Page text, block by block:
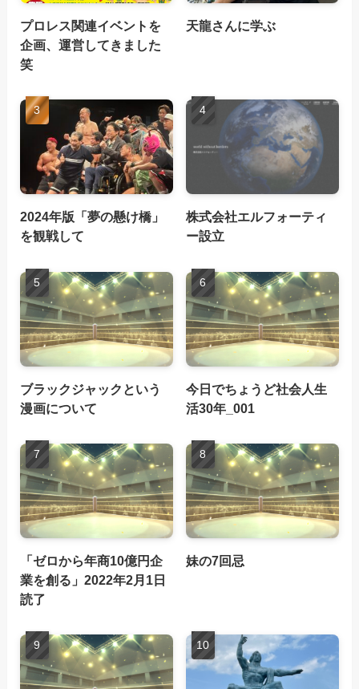
プロレス関連イベントを
企画、運営してきました
笑
天龍さんに学ぶ
2024年版「夢の懸け橋」
を観戦して
株式会社エルフォーティ
ー設立
ブラックジャックという
漫画について
今日でちょうど社会人生
活30年_001
「ゼロから年商10億円企
業を創る」2022年2月1日
読了
妹の7回忌